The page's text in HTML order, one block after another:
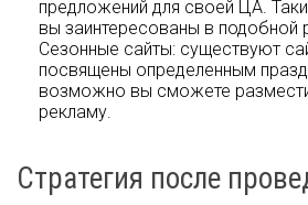
предложений для своей ЦА.
вы заинтересованы в подобной
Сезонные сайты: существуют
посвящены определенным
возможно вы сможете
рекламу.
Стратегия после